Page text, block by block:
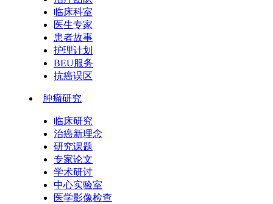
临床科室
医生专家
患者故事
护理计划
BEU服务
抗癌误区
肿瘤研究
临床研究
治癌新理念
研究课题
专家论文
学术研讨
中心实验室
医学影像检查